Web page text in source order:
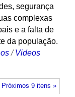
segurança
complexas
e a falta de
da população.
/Videos
Próximos 9 itens »